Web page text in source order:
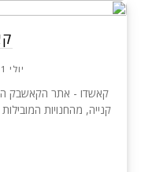
יולי 31, 2018
קנייה, מהחנויות